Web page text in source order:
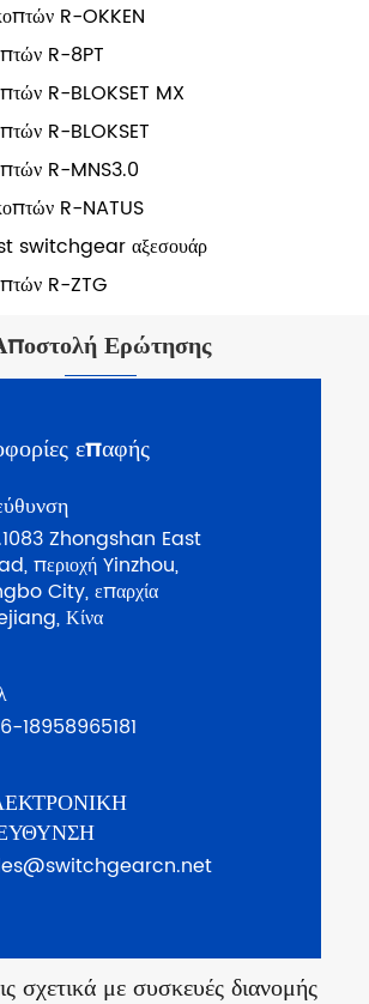
R-OKKEN
R-8PT
R-BLOKSET MX
R-BLOKSET
R-MNS3.0
R-NATUS
switchgear αξεσουάρ
R-ZTG
Ερώτησης
επαφής
Zhongshan East
περιοχή Yinzhou,
City, επαρχία
Κίνα
18958965181
σχετικά με συσκευές διανομής